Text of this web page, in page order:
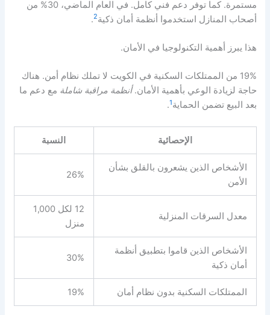
مستمرة. كما توفر دعم فني كامل. في العام الماضي، 30% من
أصحاب المنازل استخدموا أنظمة أمان ذكية2
.
هذا يبرز أهمية التكنولوجيا في الأمان.
19% من الممتلكات السكنية في الكويت لا تملك نظام أمن. هناك
حاجة لزيادة الوعي بأهمية الأمان.أنظمة مراقبة شاملة مع دعم ما
بعد البيع تضمن الحماية1
.
الإحصائية النسبة
الأشخاص الذين يشعرون بالقلق بشأن
الأمن
26%
معدل السرقات المنزلية
12 لكل 1,000
منزل
الأشخاص الذين قاموا بتطبيق أنظمة
أمان ذكية
30%
الممتلكات السكنية بدون نظام أمان 19%